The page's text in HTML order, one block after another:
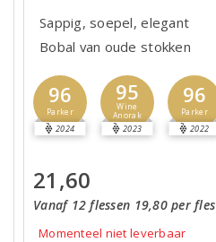
Sappig, soepel, elegant
Bobal van oude stokken
96
Parker
2024
95
Wine
Anorak
2023
96
Parker
2022
21,60
Vanaf 12 flessen 19,80 per fles
Momenteel niet leverbaar